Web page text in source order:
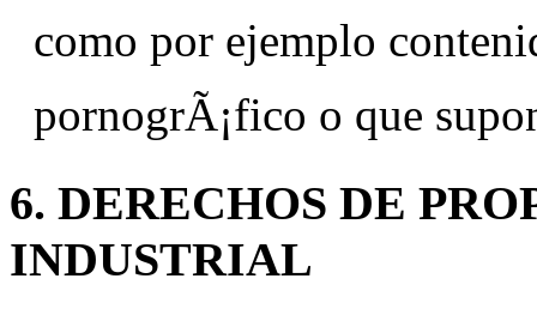
como por ejemplo
pornogrÃ¡fico o que
6. DERECHOS DE
INDUSTRIAL